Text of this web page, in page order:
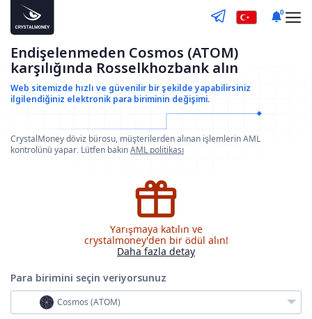
0
Endişelenmeden Cosmos (ATOM)
karşılığında Rosselkhozbank alın
Web sitemizde hızlı ve güvenilir bir şekilde yapabilirsiniz
ilgilendiğiniz elektronik para biriminin değişimi.
CrystalMoney döviz bürosu, müşterilerden alınan işlemlerin AML
kontrolünü yapar. Lütfen bakınAML politikası
Yarışmaya katılın ve
crystalmoney'den bir ödül alın!
Daha fazla detay
Para birimini seçin veriyorsunuz
Cosmos (ATOM)